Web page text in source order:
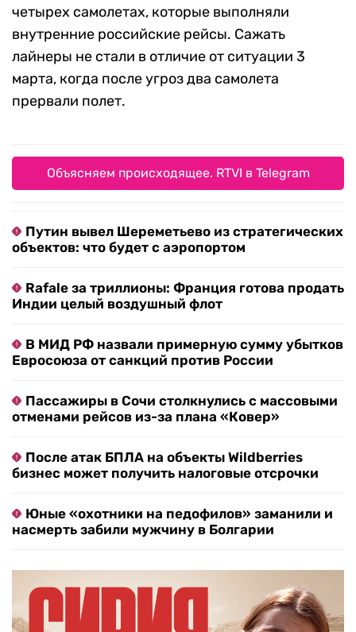
четырех самолетах, которые выполняли
внутренние российские рейсы. Сажать
лайнеры не стали в отличие от ситуации 3
марта, когда после угроз два самолета
прервали полет.
Объясняем происходящее. RTVI в Telegram
Путин вывел Шереметьево из стратегических
объектов: что будет с аэропортом
Rafale за триллионы: Франция готова продать
Индии целый воздушный флот
В МИД РФ назвали примерную сумму убытков
Евросоюза от санкций против России
Пассажиры в Сочи столкнулись с массовыми
отменами рейсов из-за плана «Ковер»
После атак БПЛА на объекты Wildberries
бизнес может получить налоговые отсрочки
Юные «охотники на педофилов» заманили и
насмерть забили мужчину в Болгарии